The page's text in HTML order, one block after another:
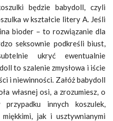
będzie babydoll, czyli
w kształcie litery A. Jeśli
bioder – to rozwiązanie dla
seksownie podkreśli biust,
ukryć ewentualnie
to szalenie zmysłowa i iście
i niewinności. Załóż babydoll
własnej osi, a zrozumiesz, o
innych koszulek,
jak i usztywnianymi